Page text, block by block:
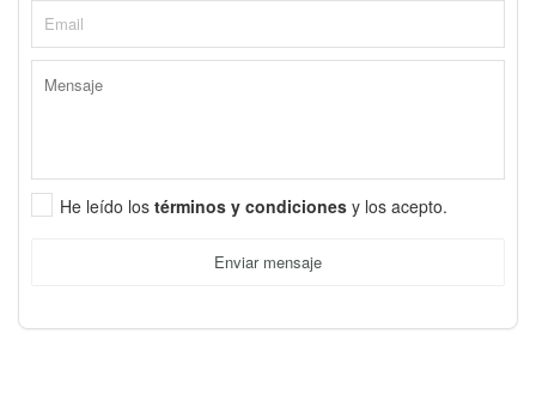
He leído los términos y condiciones y los acepto.
Enviar mensaje